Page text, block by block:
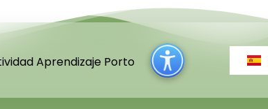
Aprendizaje Porto